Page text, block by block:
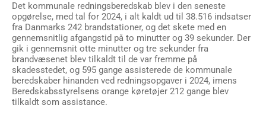
Det kommunale redningsberedskab blev i den seneste
opgørelse, med tal for 2024, i alt kaldt ud til 38.516 indsatser
fra Danmarks 242 brandstationer, og det skete med en
gennemsnitlig afgangstid på to minutter og 39 sekunder. Der
gik i gennemsnit otte minutter og tre sekunder fra
brandvæsenet blev tilkaldt til de var fremme på
skadesstedet, og 595 gange assisterede de kommunale
beredskaber hinanden ved redningsopgaver i 2024, imens
Beredskabsstyrelsens orange køretøjer 212 gange blev
tilkaldt som assistance.